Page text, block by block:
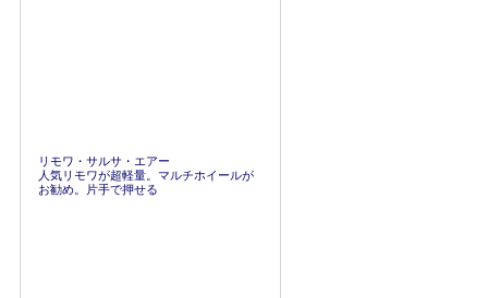
リモワ・サルサ・エアー
人気リモワが超軽量。マルチホイールが
お勧め。片手で押せる